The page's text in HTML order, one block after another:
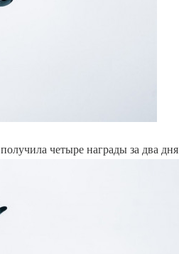
четыре награды за два дня